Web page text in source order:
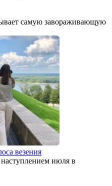
самую завораживающую
везения
июля в